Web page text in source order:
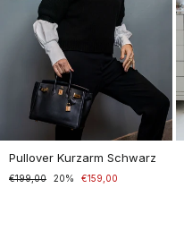
Pullover Kurzarm Schwarz
Normaler
€199,00
Sonderpreis20% €159,00